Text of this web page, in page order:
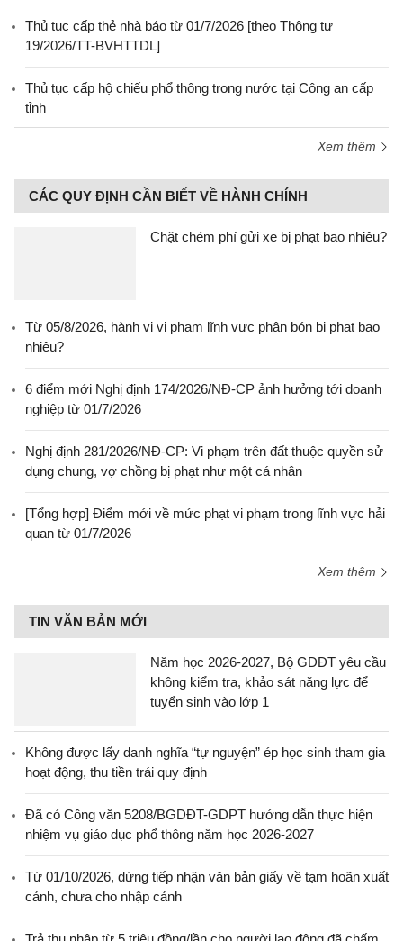
Thủ tục cấp thẻ nhà báo từ 01/7/2026 [theo Thông tư
19/2026/TT-BVHTTDL]
Thủ tục cấp hộ chiếu phổ thông trong nước tại Công an cấp
tỉnh
Xem thêm
CÁC QUY ĐỊNH CẦN BIẾT VỀ HÀNH CHÍNH
Chặt chém phí gửi xe bị phạt bao nhiêu?
Từ 05/8/2026, hành vi vi phạm lĩnh vực phân bón bị phạt bao
nhiêu?
6 điểm mới Nghị định 174/2026/NĐ-CP ảnh hưởng tới doanh
nghiệp từ 01/7/2026
Nghị định 281/2026/NĐ-CP: Vi phạm trên đất thuộc quyền sử
dụng chung, vợ chồng bị phạt như một cá nhân
[Tổng hợp] Điểm mới về mức phạt vi phạm trong lĩnh vực hải
quan từ 01/7/2026
Xem thêm
TIN VĂN BẢN MỚI
Năm học 2026-2027, Bộ GDĐT yêu cầu
không kiểm tra, khảo sát năng lực để
tuyển sinh vào lớp 1
Không được lấy danh nghĩa “tự nguyện” ép học sinh tham gia
hoạt động, thu tiền trái quy định
Đã có Công văn 5208/BGDĐT-GDPT hướng dẫn thực hiện
nhiệm vụ giáo dục phổ thông năm học 2026-2027
Từ 01/10/2026, dừng tiếp nhận văn bản giấy về tạm hoãn xuất
cảnh, chưa cho nhập cảnh